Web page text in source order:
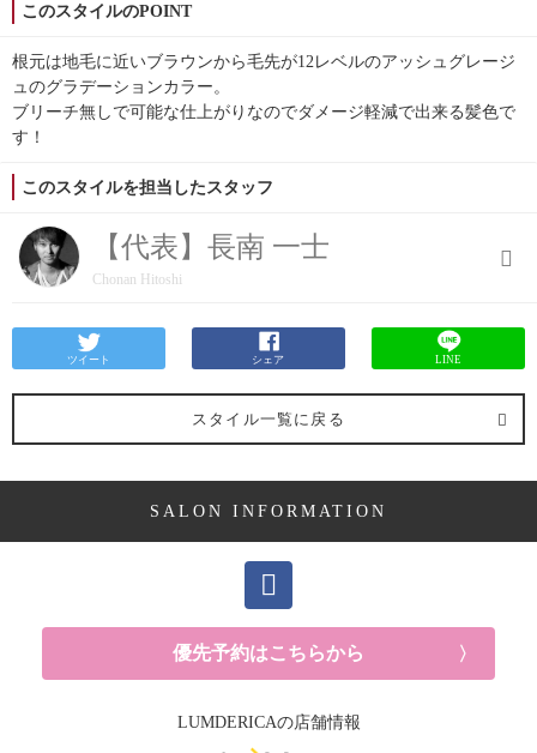
このスタイルのPOINT
根元は地毛に近いブラウンから毛先が12レベルのアッシュグレージ
ュのグラデーションカラー。
ブリーチ無しで可能な仕上がりなのでダメージ軽減で出来る髪色で
す！
このスタイルを担当したスタッフ
【代表】長南 一士
Chonan Hitoshi
ツイート シェア LINE
スタイル一覧に戻る
SALON INFORMATION
優先予約はこちらから
LUMDERICAの店舗情報